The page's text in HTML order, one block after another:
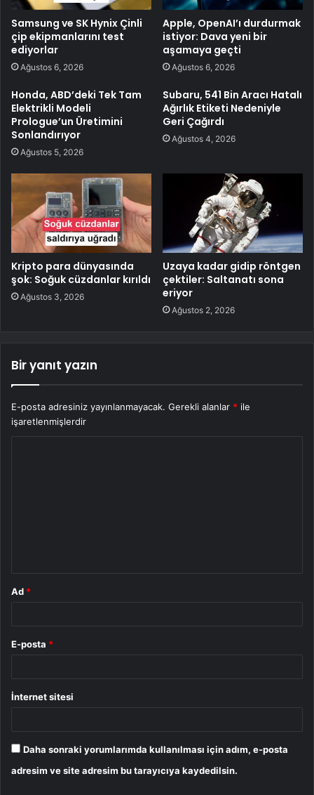
Samsung ve SK Hynix Çinli
çip ekipmanlarını test
ediyorlar
Ağustos 6, 2026
Apple, OpenAI’ı durdurmak
istiyor: Dava yeni bir
aşamaya geçti
Ağustos 6, 2026
Honda, ABD’deki Tek Tam
Elektrikli Modeli
Prologue’un Üretimini
Sonlandırıyor
Ağustos 5, 2026
Subaru, 541 Bin Aracı Hatalı
Ağırlık Etiketi Nedeniyle
Geri Çağırdı
Ağustos 4, 2026
Kripto para dünyasında
şok: Soğuk cüzdanlar kırıldı
Ağustos 3, 2026
Uzaya kadar gidip röntgen
çektiler: Saltanatı sona
eriyor
Ağustos 2, 2026
Bir yanıt yazın
E-posta adresiniz yayınlanmayacak. Gerekli alanlar * ile
işaretlenmişlerdir
Ad *
E-posta *
İnternet sitesi
Daha sonraki yorumlarımda kullanılması için adım, e-posta
adresim ve site adresim bu tarayıcıya kaydedilsin.